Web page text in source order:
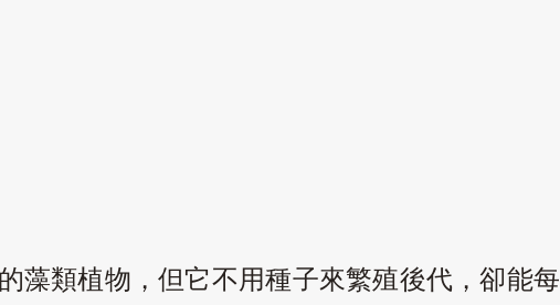
藻類植物，但它不用種子來繁殖後代，卻能每